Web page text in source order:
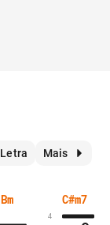
Letra Mais
Bm C#m7
4